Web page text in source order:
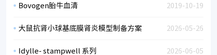
2019-10-19
Bovogen胎牛血清
2026-05-26
大鼠抗肾小球基底膜肾炎模型制备方案
2026-06-05
Idylle- stampwell 系列